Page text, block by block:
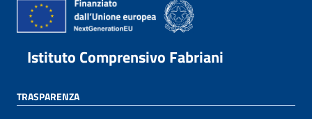
Istituto Comprensivo Fabriani
TRASPARENZA